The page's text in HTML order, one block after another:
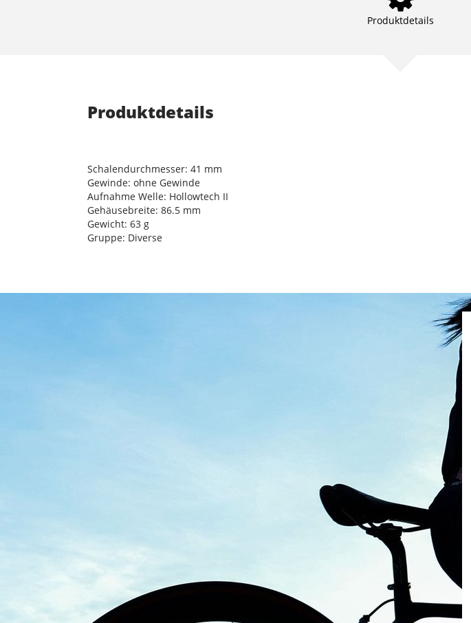
Produktdetails
Produktdetails
Schalendurchmesser: 41 mm
Gewinde: ohne Gewinde
Aufnahme Welle: Hollowtech II
Gehäusebreite: 86.5 mm
Gewicht: 63 g
Gruppe: Diverse